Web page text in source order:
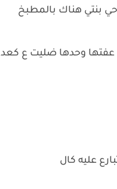
بنتي هناك بالمطبخ
وحدها ضليت ع
عليه كال